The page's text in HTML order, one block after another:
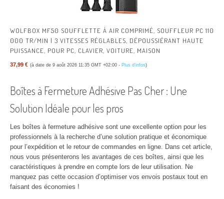
WOLFBOX MF50 SOUFFLETTE À AIR COMPRIMÉ, SOUFFLEUR PC 110
000 TR/MIN | 3 VITESSES RÉGLABLES, DÉPOUSSIÉRANT HAUTE
PUISSANCE, POUR PC, CLAVIER, VOITURE, MAISON
37,99 € (à date de 9 août 2026 11:35 GMT +02:00 - Plus d’infos)
Boîtes à Fermeture Adhésive Pas Cher : Une
Solution Idéale pour les pros
Les boîtes à fermeture adhésive sont une excellente option pour les
professionnels à la recherche d’une solution pratique et économique
pour l’expédition et le retour de commandes en ligne. Dans cet article,
nous vous présenterons les avantages de ces boîtes, ainsi que les
caractéristiques à prendre en compte lors de leur utilisation. Ne
manquez pas cette occasion d’optimiser vos envois postaux tout en
faisant des économies !